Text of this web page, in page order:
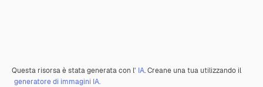
Questa risorsa è stata generata con l' IA. Creane una tua utilizzando il
generatore di immagini IA.